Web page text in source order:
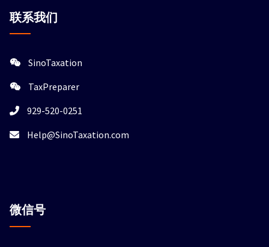
联系我们
SinoTaxation
TaxPreparer
929-520-0251
Help@SinoTaxation.com
微信号